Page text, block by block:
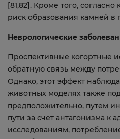
[81,82]. Кроме того,
риск образования камней в
Неврологические
Проспективные когортные
обратную связь между
Однако, этот эффект
животных моделях также
предположительно, путем
пути за счет антагонизма к
исследованиям,